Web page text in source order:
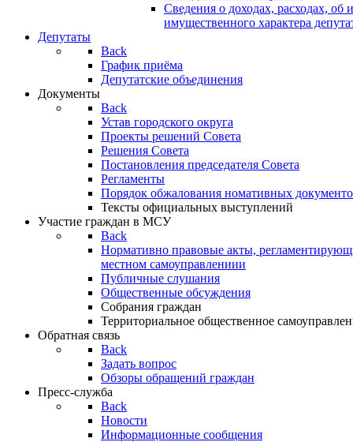
Сведения о доходах, расходах, об
имущественного характера
Депутаты
Back
График приёма
Депутатские объединения
Документы
Back
Устав городского округа
Проекты решений Совета
Решения Совета
Постановления председателя Совета
Регламенты
Порядок обжалования номативных
Тексты официальных выступлений
Участие граждан в МСУ
Back
Нормативно правовые акты,
местном самоуправлениии
Публичные слушания
Общественные обсуждения
Собрания граждан
Территориальное общественное
Обратная связь
Back
Задать вопрос
Обзоры обращений граждан
Пресс-служба
Back
Новости
Информационные сообщения